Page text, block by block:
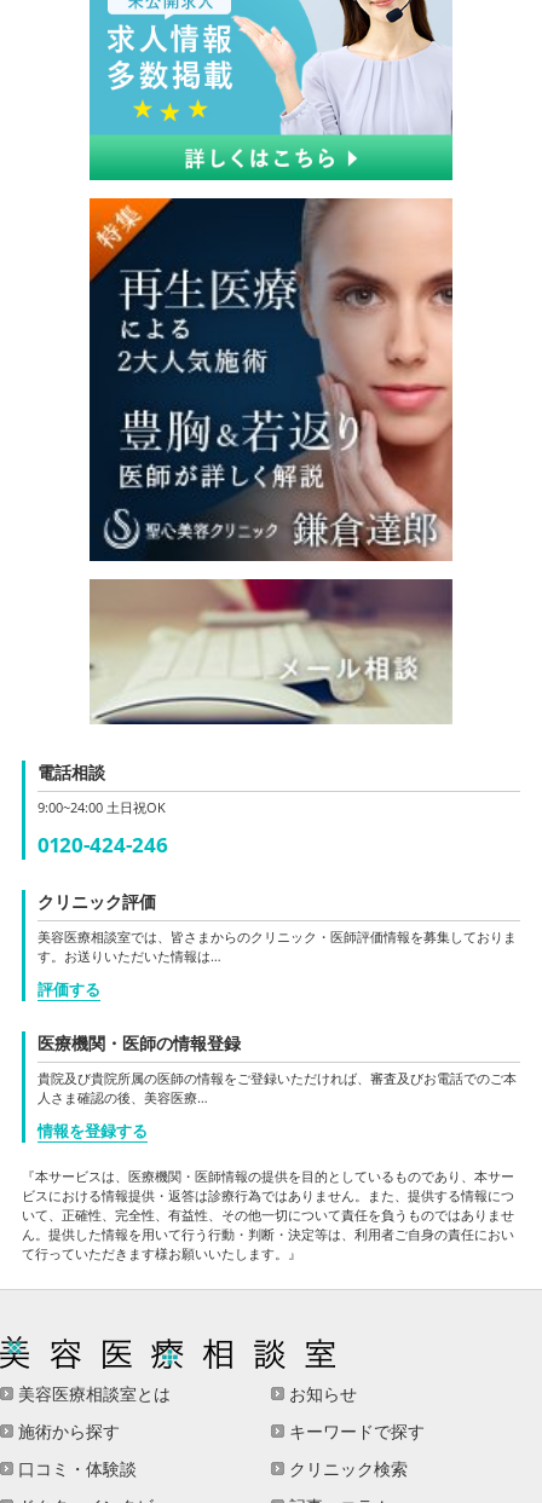
電話相談
9:00~24:00 土日祝OK
0120-424-246
クリニック評価
美容医療相談室では、皆さまからのクリニック・医師評価情報を募集しておりま
す。お送りいただいた情報は…
評価する
医療機関・医師の情報登録
貴院及び貴院所属の医師の情報をご登録いただければ、審査及びお電話でのご本
人さま確認の後、美容医療…
情報を登録する
『本サービスは、医療機関・医師情報の提供を目的としているものであり、本サー
ビスにおける情報提供・返答は診療行為ではありません。また、提供する情報につ
いて、正確性、完全性、有益性、その他一切について責任を負うものではありませ
ん。提供した情報を用いて行う行動・判断・決定等は、利用者ご自身の責任におい
て行っていただきます様お願いいたします。』
美容医療相談室とは
お知らせ
施術から探す
キーワードで探す
口コミ・体験談
クリニック検索